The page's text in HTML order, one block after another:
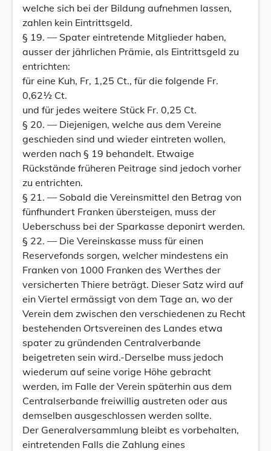
welche sich bei der Bildung aufnehmen lassen,
zahlen kein Eintrittsgeld.
§ 19. — Spater eintretende Mitglieder haben,
ausser der jährlichen Prämie, als Eintrittsgeld zu
entrichten:
für eine Kuh, Fr, 1,25 Ct., für die folgende Fr.
0,62½ Ct.
und für jedes weitere Stück Fr. 0,25 Ct.
§ 20. — Diejenigen, welche aus dem Vereine
geschieden sind und wieder eintreten wollen,
werden nach § 19 behandelt. Etwaige
Rückstände früheren Peitrage sind jedoch vorher
zu entrichten.
§ 21. — Sobald die Vereinsmittel den Betrag von
fünfhundert Franken übersteigen, muss der
Ueberschuss bei der Sparkasse deponirt werden.
§ 22. — Die Vereinskasse muss für einen
Reservefonds sorgen, welcher mindestens ein
Franken von 1000 Franken des Werthes der
versicherten Thiere beträgt. Dieser Satz wird auf
ein Viertel ermässigt von dem Tage an, wo der
Verein dem zwischen den verschiedenen zu Recht
bestehenden Ortsvereinen des Landes etwa
spater zu gründenden Centralverbande
beigetreten sein wird.-Derselbe muss jedoch
wiederum auf seine vorige Höhe gebracht
werden, im Falle der Verein späterhin aus dem
Centralserbande freiwillig austreten oder aus
demselben ausgeschlossen werden sollte.
Der Generalversammlung bleibt es vorbehalten,
eintretenden Falls die Zahlung eines